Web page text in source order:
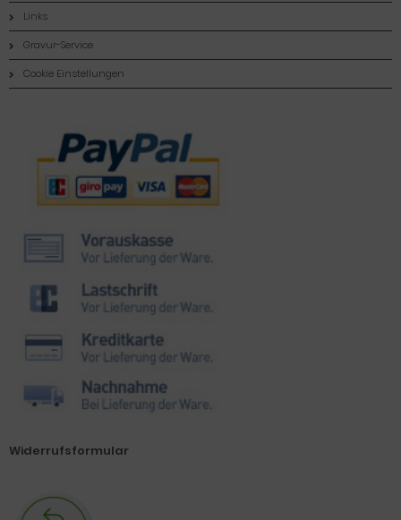
Links
Gravur-Service
Cookie Einstellungen
Zahlungsmethoden
Widerrufsformular